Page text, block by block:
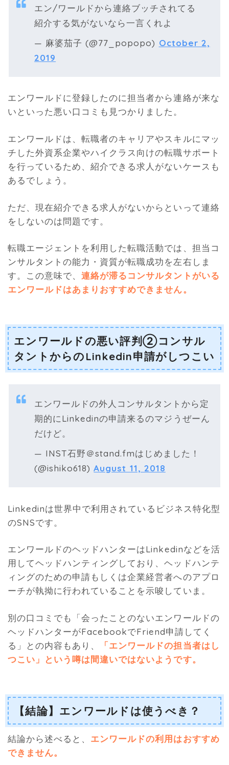
エン/ワールドから連絡ブッチされてる
紹介する気がないなら一言くれよ
— 麻婆茄子 (@77_popopo) October 2,
2019
エンワールドに登録したのに担当者から連絡が来な
いといった悪い口コミも見つかりました。
エンワールドは、転職者のキャリアやスキルにマッ
チした外資系企業やハイクラス向けの転職サポート
を行っているため、紹介できる求人がないケースも
あるでしょう。
ただ、現在紹介できる求人がないからといって連絡
をしないのは問題です。
転職エージェントを利用した転職活動では、担当コ
ンサルタントの能力・資質が転職成功を左右しま
す。この意味で、連絡が滞るコンサルタントがいる
エンワールドはあまりおすすめできません。
エンワールドの悪い評判②コンサル
タントからのLinkedin申請がしつこい
エンワールドの外人コンサルタントから定
期的にLinkedinの申請来るのマジうぜーん
だけど。
— INST石野＠stand.fmはじめました！
(@ishiko618)August 11, 2018
Linkedinは世界中で利用されているビジネス特化型
のSNSです。
エンワールドのヘッドハンターはLinkedinなどを活
用してヘッドハンティングしており、ヘッドハンテ
ィングのための申請もしくは企業経営者へのアプロ
ーチが執拗に行われていることを示唆していま。
別の口コミでも「会ったことのないエンワールドの
ヘッドハンターがFacebookでFriend申請してく
る」との内容もあり、
「エンワールドの担当者はし
つこい」という噂は間違いではないようです。
【結論】エンワールドは使うべき？
結論から述べると、 エンワールドの利用はおすすめ
できません。